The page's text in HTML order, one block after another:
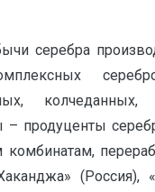
серебра
– продуценты